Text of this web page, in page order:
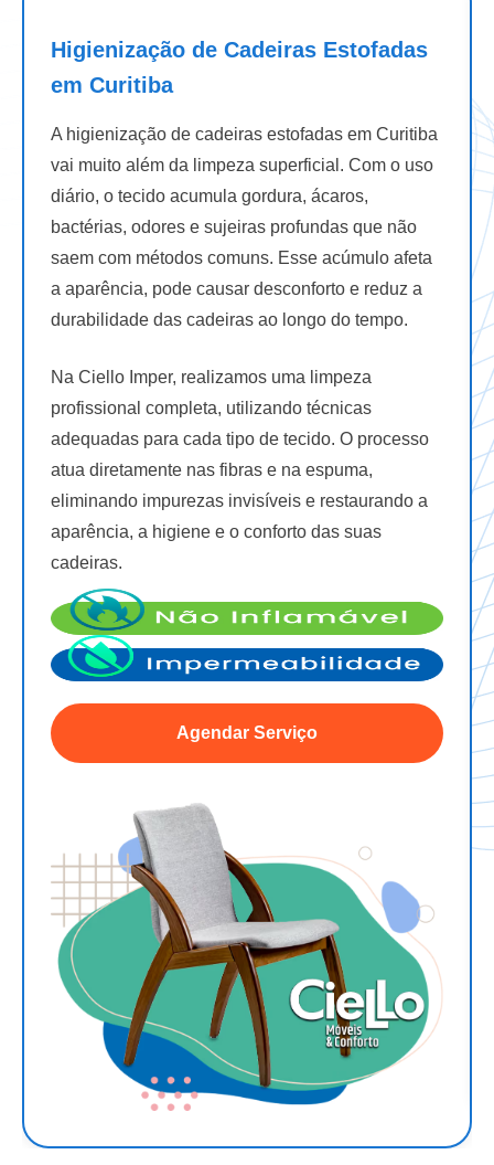
Higienização de Cadeiras Estofadas
em Curitiba
A higienização de cadeiras estofadas em Curitiba
vai muito além da limpeza superficial. Com o uso
diário, o tecido acumula gordura, ácaros,
bactérias, odores e sujeiras profundas que não
saem com métodos comuns. Esse acúmulo afeta
a aparência, pode causar desconforto e reduz a
durabilidade das cadeiras ao longo do tempo.
Na Ciello Imper, realizamos uma limpeza
profissional completa, utilizando técnicas
adequadas para cada tipo de tecido. O processo
atua diretamente nas fibras e na espuma,
eliminando impurezas invisíveis e restaurando a
aparência, a higiene e o conforto das suas
cadeiras.
Agendar Serviço